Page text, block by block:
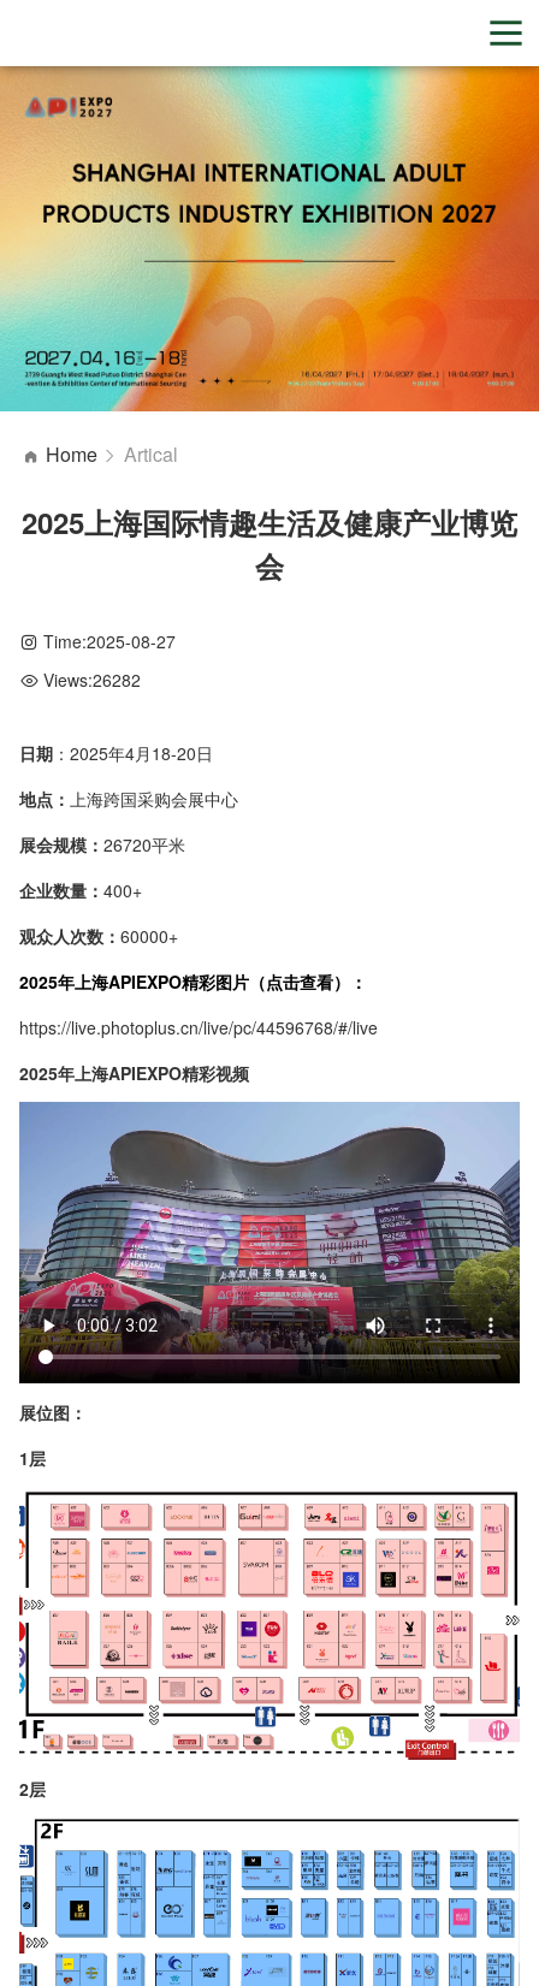
Home Artical
2025上海国际情趣生活及健康产业博览
会
Time:2025-08-27
Views:26282
日期 ：2025年4月18-20日
地点： 上海跨国采购会展中心
展会规模： 26720平米
企业数量： 400+
观众人次数： 60000+
2025年上海APIEXPO精彩图片（点击查看）：
https://live.photoplus.cn/live/pc/44596768/#/live
2025年上海APIEXPO精彩视频
展位图：
1层
2层